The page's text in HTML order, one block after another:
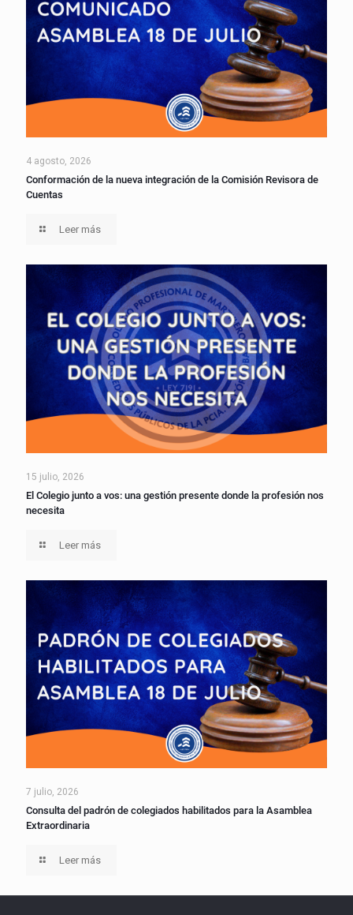
4 agosto, 2026
Conformación de la nueva integración de la Comisión Revisora de
Cuentas
Leer más
15 julio, 2026
El Colegio junto a vos: una gestión presente donde la profesión nos
necesita
Leer más
7 julio, 2026
Consulta del padrón de colegiados habilitados para la Asamblea
Extraordinaria
Leer más